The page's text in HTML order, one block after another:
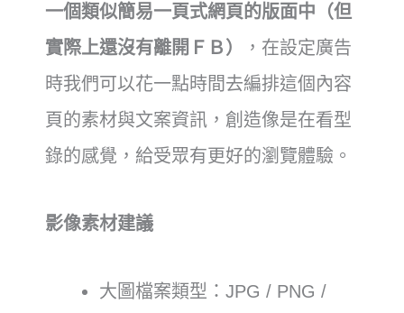
一個類似簡易一頁式網頁的版面中（但
實際上還沒有離開ＦＢ）
，在設定廣告
時我們可以花一點時間去編排這個內容
頁的素材與文案資訊，創造像是在看型
錄的感覺，給受眾有更好的瀏覽體驗。
影像素材建議
大圖檔案類型：JPG / PNG /